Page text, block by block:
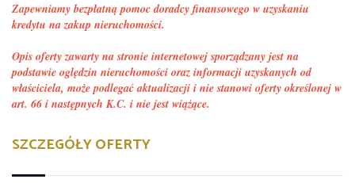
Zapewniamy bezpłatną pomoc doradcy finansowego w uzyskaniu
kredytu na zakup nieruchomości.
Opis oferty zawarty na stronie internetowej sporządzany jest na
podstawie oględzin nieruchomości oraz informacji uzyskanych od
właściciela, może podlegać aktualizacji i nie stanowi oferty określonej w
art. 66 i następnych K.C. i nie jest wiążące.
SZCZEGÓŁY OFERTY